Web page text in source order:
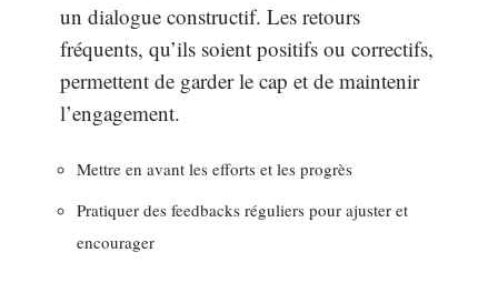
un dialogue constructif. Les retours
fréquents, qu’ils soient positifs ou correctifs,
permettent de garder le cap et de maintenir
l’engagement.
Mettre en avant les efforts et les progrès
Pratiquer des feedbacks réguliers pour ajuster et
encourager